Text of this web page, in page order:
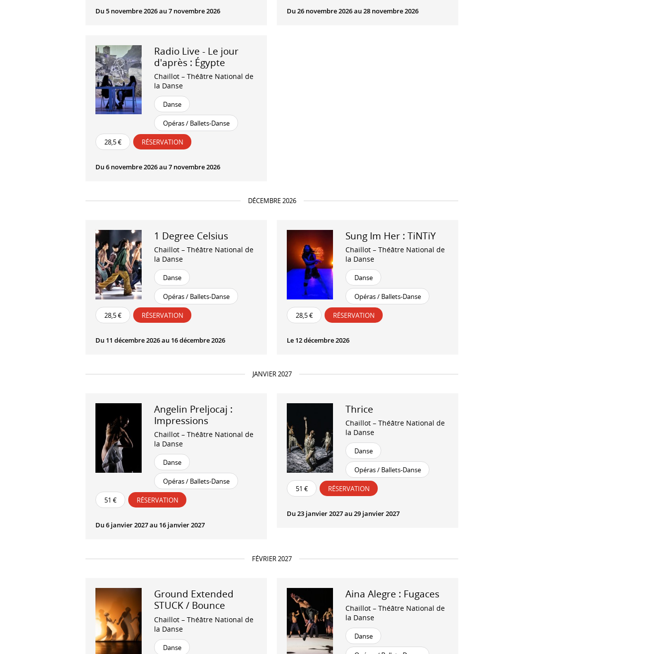
Du 5 novembre 2026 au 7 novembre 2026
Radio Live - Le jour
d'après : Égypte
Chaillot – Théâtre National de
la Danse
Danse
Opéras / Ballets-Danse
28,5 € RÉSERVATION
Du 6 novembre 2026 au 7 novembre 2026
Du 26 novembre 2026 au 28 novembre 2026
DÉCEMBRE 2026
1 Degree Celsius
Chaillot – Théâtre National de
la Danse
Danse
Opéras / Ballets-Danse
28,5 € RÉSERVATION
Du 11 décembre 2026 au 16 décembre 2026
Sung Im Her : TiNTiY
Chaillot – Théâtre National de
la Danse
Danse
Opéras / Ballets-Danse
28,5 € RÉSERVATION
Le 12 décembre 2026
JANVIER 2027
Angelin Preljocaj :
Impressions
Chaillot – Théâtre National de
la Danse
Danse
Opéras / Ballets-Danse
51 € RÉSERVATION
Du 6 janvier 2027 au 16 janvier 2027
Thrice
Chaillot – Théâtre National de
la Danse
Danse
Opéras / Ballets-Danse
51 € RÉSERVATION
Du 23 janvier 2027 au 29 janvier 2027
FÉVRIER 2027
Ground Extended
STUCK / Bounce
Chaillot – Théâtre National de
la Danse
Danse
Aina Alegre : Fugaces
Chaillot – Théâtre National de
la Danse
Danse